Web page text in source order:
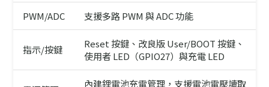
PWM/ADC 支援多路 PWM 與 ADC 功能
指示/按鍵
Reset 按鍵、改良版 User/BOOT 按鍵、
使用者 LED（GPIO27）與充電 LED
內建鋰電池充電管理，支援電池電壓讀取